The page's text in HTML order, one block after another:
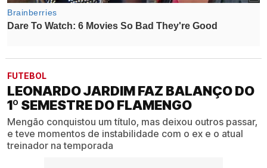
FUTEBOL
LEONARDO JARDIM FAZ BALANÇO DO
1º SEMESTRE DO FLAMENGO
Mengão conquistou um título, mas deixou outros passar,
e teve momentos de instabilidade com o ex e o atual
treinador na temporada